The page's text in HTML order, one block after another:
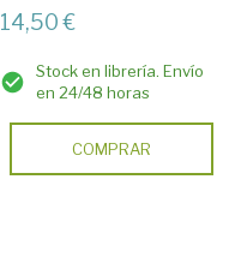
14,50 €
Stock en librería. Envío
en 24/48 horas
COMPRAR